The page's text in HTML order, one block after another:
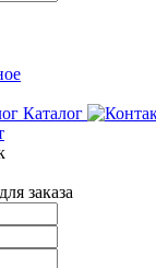
Каталог
заказа